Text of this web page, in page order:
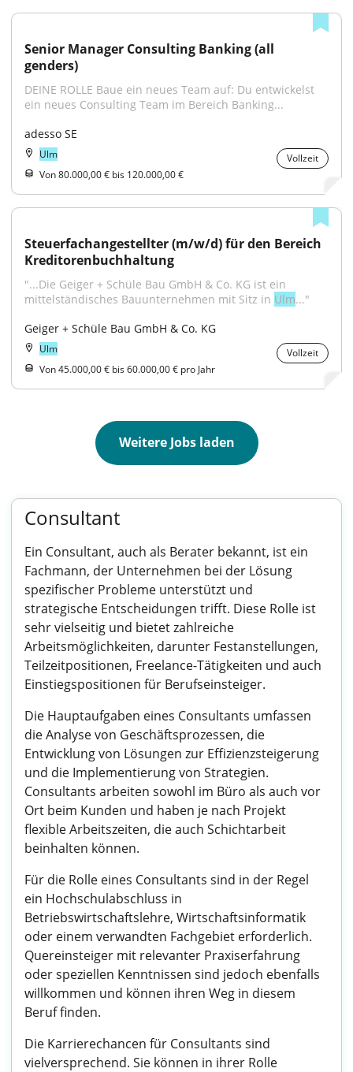
Senior Manager Consulting Banking (all
genders)
DEINE ROLLE Baue ein neues Team auf: Du entwickelst
ein neues Consulting Team im Bereich Banking...
adesso SE
Ulm
Vollzeit
Von 80.000,00 € bis 120.000,00 €
Steuerfachangestellter (m/w/d) für den Bereich
Kreditorenbuchhaltung
"...Die Geiger + Schüle Bau GmbH & Co. KG ist ein
mittelständisches Bauunternehmen mit Sitz in Ulm..."
Geiger + Schüle Bau GmbH & Co. KG
Ulm
Vollzeit
Von 45.000,00 € bis 60.000,00 € pro Jahr
Weitere Jobs laden
Consultant
Ein Consultant, auch als Berater bekannt, ist ein
Fachmann, der Unternehmen bei der Lösung
spezifischer Probleme unterstützt und
strategische Entscheidungen trifft. Diese Rolle ist
sehr vielseitig und bietet zahlreiche
Arbeitsmöglichkeiten, darunter Festanstellungen,
Teilzeitpositionen, Freelance-Tätigkeiten und auch
Einstiegspositionen für Berufseinsteiger.
Die Hauptaufgaben eines Consultants umfassen
die Analyse von Geschäftsprozessen, die
Entwicklung von Lösungen zur Effizienzsteigerung
und die Implementierung von Strategien.
Consultants arbeiten sowohl im Büro als auch vor
Ort beim Kunden und haben je nach Projekt
flexible Arbeitszeiten, die auch Schichtarbeit
beinhalten können.
Für die Rolle eines Consultants sind in der Regel
ein Hochschulabschluss in
Betriebswirtschaftslehre, Wirtschaftsinformatik
oder einem verwandten Fachgebiet erforderlich.
Quereinsteiger mit relevanter Praxiserfahrung
oder speziellen Kenntnissen sind jedoch ebenfalls
willkommen und können ihren Weg in diesem
Beruf finden.
Die Karrierechancen für Consultants sind
vielversprechend. Sie können in ihrer Rolle